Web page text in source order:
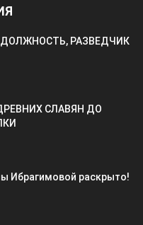
ДОЛЖНОСТЬ, РАЗВЕДЧИК
СЛАВЯН ДО
Ибрагимовой раскрыто!